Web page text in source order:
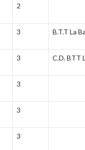
2
3 B.T.T La
3 C.D. BTT
3
3
3